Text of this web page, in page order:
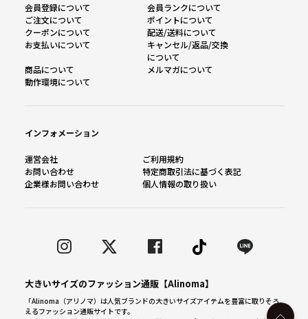
会員登録について
会員ランクについて
ご注文について
ポイントについて
クーポンについて
配送/送料について
お支払いについて
キャンセル/返品/交換
について
商品について
メルマガについて
動作環境について
インフォメーション
運営会社
ご利用規約
お問い合わせ
特定商取引法に基づく表記
企業様お問い合わせ
個人情報の取り扱い
大きいサイズのファッション通販【Alinoma】
「Alinoma（アリノマ）は人気ブランドの大きいサイズアイテムを豊富に取りそろ
えるファッション通販サイトです。